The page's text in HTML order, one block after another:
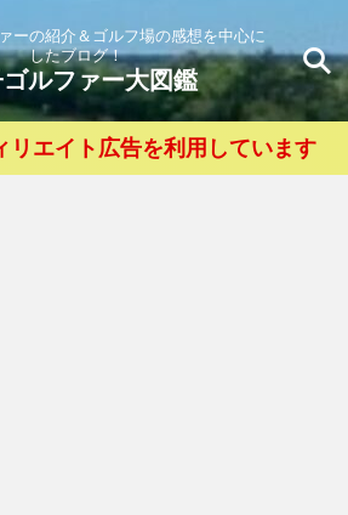
ーの紹介＆ゴルフ場の感想を中心に
したブログ！
ルファー大図鑑
リエイト広告を利用しています